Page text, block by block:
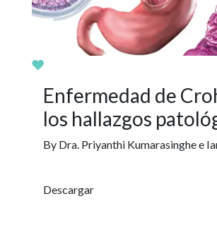
Enfermedad de
los hallazgos
By Dra. Priyanthi Kumarasinghe e
Descargar